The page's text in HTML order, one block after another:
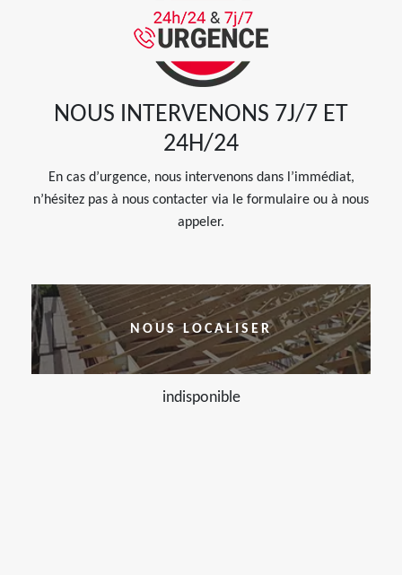
NOUS INTERVENONS 7J/7 ET
24H/24
En cas d’urgence, nous intervenons dans l’immédiat,
n’hésitez pas à nous contacter via le formulaire ou à nous
appeler.
NOUS LOCALISER
indisponible